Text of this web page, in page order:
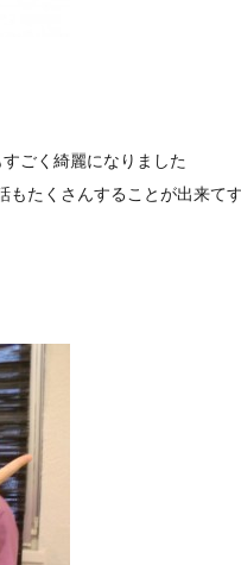
ごく綺麗になりました
もたくさんすることが出来て